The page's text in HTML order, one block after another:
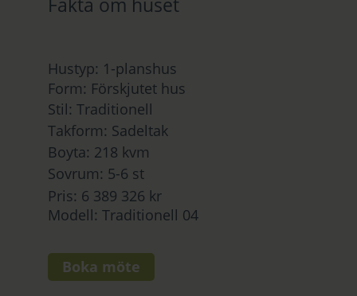
Hustyp: 1-planshus
Form: Förskjutet hus
Stil: Traditionell
Takform: Sadeltak
Boyta: 218 kvm
Sovrum: 5-6 st
Pris: 6 389 326 kr
Modell: Traditionell 04
Boka möte